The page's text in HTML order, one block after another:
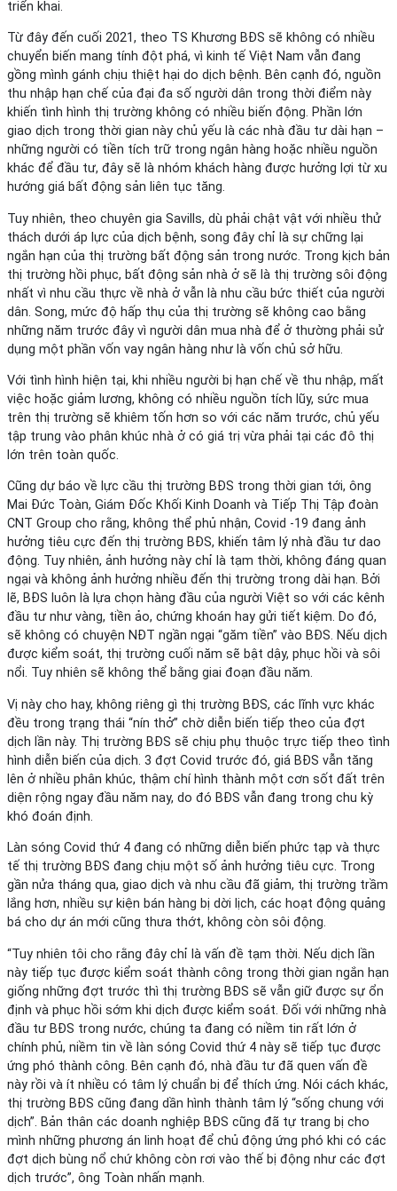
triển khai.
Từ đây đến cuối 2021, theo TS Khương BĐS sẽ không có nhiều
chuyển biến mang tính đột phá, vì kinh tế Việt Nam vẫn đang
gồng mình gánh chịu thiệt hại do dịch bệnh. Bên cạnh đó, nguồn
thu nhập hạn chế của đại đa số người dân trong thời điểm này
khiến tình hình thị trường không có nhiều biến động. Phần lớn
giao dịch trong thời gian này chủ yếu là các nhà đầu tư dài hạn –
những người có tiền tích trữ trong ngân hàng hoặc nhiều nguồn
khác để đầu tư, đây sẽ là nhóm khách hàng được hưởng lợi từ xu
hướng giá bất động sản liên tục tăng.
Tuy nhiên, theo chuyên gia Savills, dù phải chật vật với nhiều thử
thách dưới áp lực của dịch bệnh, song đây chỉ là sự chững lại
ngắn hạn của thị trường bất động sản trong nước. Trong kịch bản
thị trường hồi phục, bất động sản nhà ở sẽ là thị trường sôi động
nhất vì nhu cầu thực về nhà ở vẫn là nhu cầu bức thiết của người
dân. Song, mức độ hấp thụ của thị trường sẽ không cao bằng
những năm trước đây vì người dân mua nhà để ở thường phải sử
dụng một phần vốn vay ngân hàng như là vốn chủ sở hữu.
Với tình hình hiện tại, khi nhiều người bị hạn chế về thu nhập, mất
việc hoặc giảm lương, không có nhiều nguồn tích lũy, sức mua
trên thị trường sẽ khiêm tốn hơn so với các năm trước, chủ yếu
tập trung vào phân khúc nhà ở có giá trị vừa phải tại các đô thị
lớn trên toàn quốc.
Cũng dự báo về lực cầu thị trường BĐS trong thời gian tới, ông
Mai Đức Toàn, Giám Đốc Khối Kinh Doanh và Tiếp Thị Tập đoàn
CNT Group cho rằng, không thể phủ nhận, Covid -19 đang ảnh
hưởng tiêu cực đến thị trường BĐS, khiến tâm lý nhà đầu tư dao
động. Tuy nhiên, ảnh hưởng này chỉ là tạm thời, không đáng quan
ngại và không ảnh hưởng nhiều đến thị trường trong dài hạn. Bởi
lẽ, BĐS luôn là lựa chọn hàng đầu của người Việt so với các kênh
đầu tư như vàng, tiền ảo, chứng khoán hay gửi tiết kiệm. Do đó,
sẽ không có chuyện NĐT ngần ngại “găm tiền” vào BĐS. Nếu dịch
được kiểm soát, thị trường cuối năm sẽ bật dậy, phục hồi và sôi
nổi. Tuy nhiên sẽ không thể bằng giai đoạn đầu năm.
Vị này cho hay, không riêng gì thị trường BĐS, các lĩnh vực khác
đều trong trạng thái “nín thở” chờ diễn biến tiếp theo của đợt
dịch lần này. Thị trường BĐS sẽ chịu phụ thuộc trực tiếp theo tình
hình diễn biến của dịch. 3 đợt Covid trước đó, giá BĐS vẫn tăng
lên ở nhiều phân khúc, thậm chí hình thành một cơn sốt đất trên
diện rộng ngay đầu năm nay, do đó BĐS vẫn đang trong chu kỳ
khó đoán định.
Làn sóng Covid thứ 4 đang có những diễn biến phức tạp và thực
tế thị trường BĐS đang chịu một số ảnh hưởng tiêu cực. Trong
gần nửa tháng qua, giao dịch và nhu cầu đã giảm, thị trường trầm
lắng hơn, nhiều sự kiện bán hàng bị dời lịch, các hoạt động quảng
bá cho dự án mới cũng thưa thớt, không còn sôi động.
“Tuy nhiên tôi cho rằng đây chỉ là vấn đề tạm thời. Nếu dịch lần
này tiếp tục được kiểm soát thành công trong thời gian ngắn hạn
giống những đợt trước thì thị trường BĐS sẽ vẫn giữ được sự ổn
định và phục hồi sớm khi dịch được kiểm soát. Đối với những nhà
đầu tư BĐS trong nước, chúng ta đang có niềm tin rất lớn ở
chính phủ, niềm tin về làn sóng Covid thứ 4 này sẽ tiếp tục được
ứng phó thành công. Bên cạnh đó, nhà đầu tư đã quen vấn đề
này rồi và ít nhiều có tâm lý chuẩn bị để thích ứng. Nói cách khác,
thị trường BĐS cũng đang dần hình thành tâm lý “sống chung với
dịch”. Bản thân các doanh nghiệp BĐS cũng đã tự trang bị cho
mình những phương án linh hoạt để chủ động ứng phó khi có các
đợt dịch bùng nổ chứ không còn rơi vào thế bị động như các đợt
dịch trước”, ông Toàn nhấn mạnh.